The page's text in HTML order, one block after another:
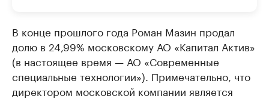
В конце прошлого года Роман Мазин продал
долю в 24,99% московскому АО «Капитал Актив»
(в настоящее время — АО «Современные
специальные технологии»). Примечательно, что
директором московской компании является